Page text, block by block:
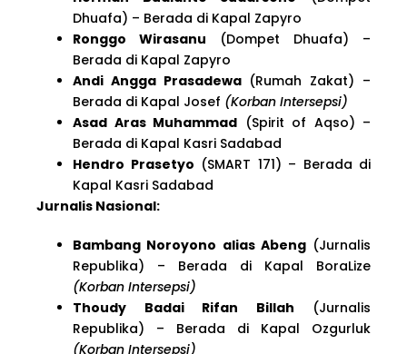
Dhuafa) – Berada di Kapal Zapyro
Ronggo Wirasanu (Dompet Dhuafa) –
Berada di Kapal Zapyro
Andi Angga Prasadewa(Rumah Zakat) –
Berada di Kapal Josef (Korban Intersepsi)
Asad Aras Muhammad (Spirit of Aqso) –
Berada di Kapal Kasri Sadabad
Hendro Prasetyo (SMART 171) – Berada di
Kapal Kasri Sadabad
Jurnalis Nasional:
Bambang Noroyono alias Abeng(Jurnalis
Republika) – Berada di Kapal BoraLize
(Korban Intersepsi)
Thoudy Badai Rifan Billah (Jurnalis
Republika) – Berada di Kapal Ozgurluk
(Korban Intersepsi)